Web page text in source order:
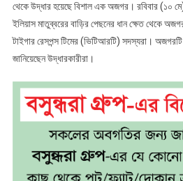
থেকে উদ্ধার হয়েছে বিশাল এক অজগর। রবিবার (১০
ইলিয়াস মাতুব্বরের বাড়ির পেছনের ধান ক্ষেত থেকে
টাইগার রেসপন্স টিমের (ভিটিআরটি) সদস্যরা।
জানিয়েছেন উদ্ধারকারীরা।